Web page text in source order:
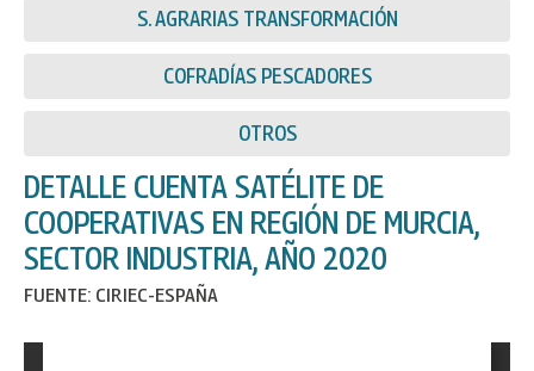
S. AGRARIAS TRANSFORMACIÓN
COFRADÍAS PESCADORES
OTROS
DETALLE CUENTA SATÉLITE DE
COOPERATIVAS EN REGIÓN DE MURCIA,
SECTOR INDUSTRIA, AÑO 2020
FUENTE: CIRIEC-ESPAÑA